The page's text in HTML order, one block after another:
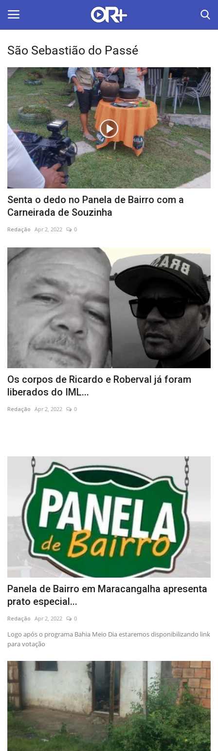
LOGIN ASSINAR
Home
O Radião News
Últimas
Radio & Tv
Política
Economia
Educação
Municípios
Esportes
Language
portugues English
São Sebastião do Passé
Senta o dedo no Panela de Bairro com a
Carneirada de Souzinha
Redação Apr 2, 2022 0
Os corpos de Ricardo e Roberval já foram
liberados do IML...
Redação Apr 2, 2022 0
Panela de Bairro em Maracangalha apresenta
prato especial...
Redação Apr 2, 2022 0
Logo após o programa Bahia Meio Dia estaremos disponibilizando link
para votação